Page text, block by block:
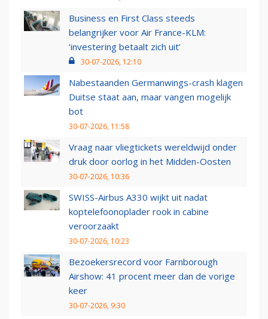
Business en First Class steeds
belangrijker voor Air France-KLM:
‘investering betaalt zich uit’
30-07-2026, 12:10
Nabestaanden Germanwings-crash klagen
Duitse staat aan, maar vangen mogelijk
bot
30-07-2026, 11:58
Vraag naar vliegtickets wereldwijd onder
druk door oorlog in het Midden-Oosten
30-07-2026, 10:36
SWISS-Airbus A330 wijkt uit nadat
koptelefoonoplader rook in cabine
veroorzaakt
30-07-2026, 10:23
Bezoekersrecord voor Farnborough
Airshow: 41 procent meer dan de vorige
keer
30-07-2026, 9:30